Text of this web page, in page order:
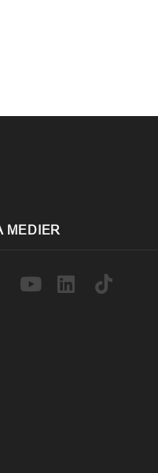
MEDIER